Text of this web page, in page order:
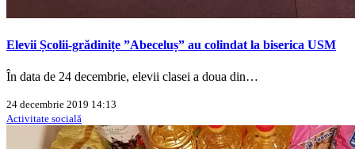
Elevii Școlii-grădinițe ”Abeceluș” au colindat la biserica USM
În data de 24 decembrie, elevii clasei a doua din…
24 decembrie 2019 14:13
Activitate socială